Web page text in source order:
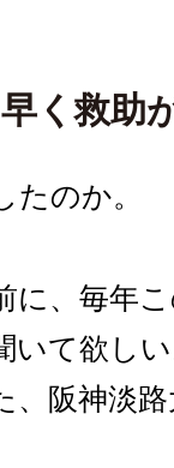
早く救
たのか。
に、毎年
いて欲し
、阪神淡